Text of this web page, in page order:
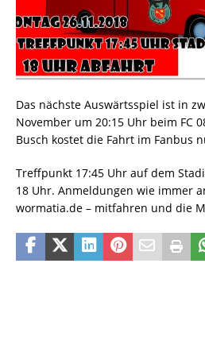
Das nächste Auswärtsspiel ist in
November um 20:15 Uhr beim FC
Busch kostet die Fahrt im Fanbus
Treffpunkt 17:45 Uhr auf dem
18 Uhr. Anmeldungen wie immer
wormatia.de – mitfahren und die